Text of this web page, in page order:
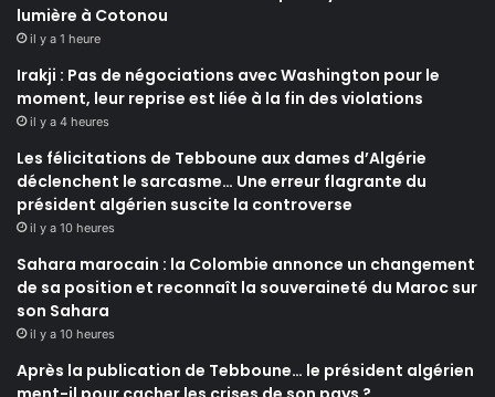
lumière à Cotonou
il y a 1 heure
Irakji : Pas de négociations avec Washington pour le
moment, leur reprise est liée à la fin des violations
il y a 4 heures
Les félicitations de Tebboune aux dames d’Algérie
déclenchent le sarcasme… Une erreur flagrante du
président algérien suscite la controverse
il y a 10 heures
Sahara marocain : la Colombie annonce un changement
de sa position et reconnaît la souveraineté du Maroc sur
son Sahara
il y a 10 heures
Après la publication de Tebboune… le président algérien